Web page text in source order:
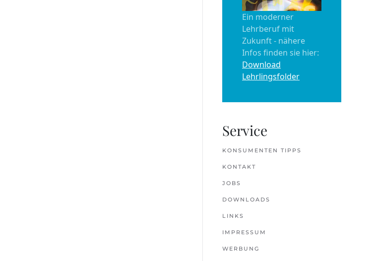
Ein moderner
Lehrberuf mit
Zukunft - nähere
Infos finden sie hier:
Download
Lehrlingsfolder
Service
KONSUMENTEN TIPPS
KONTAKT
JOBS
DOWNLOADS
LINKS
IMPRESSUM
WERBUNG